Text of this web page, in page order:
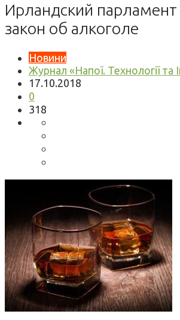
Ирландский
закон об алкоголе
Новини
Журнал «Напої. Технології та
17.10.2018
0
318